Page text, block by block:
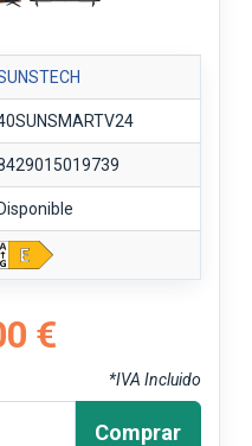
Disponible
€
*IVA Incluido
Comprar